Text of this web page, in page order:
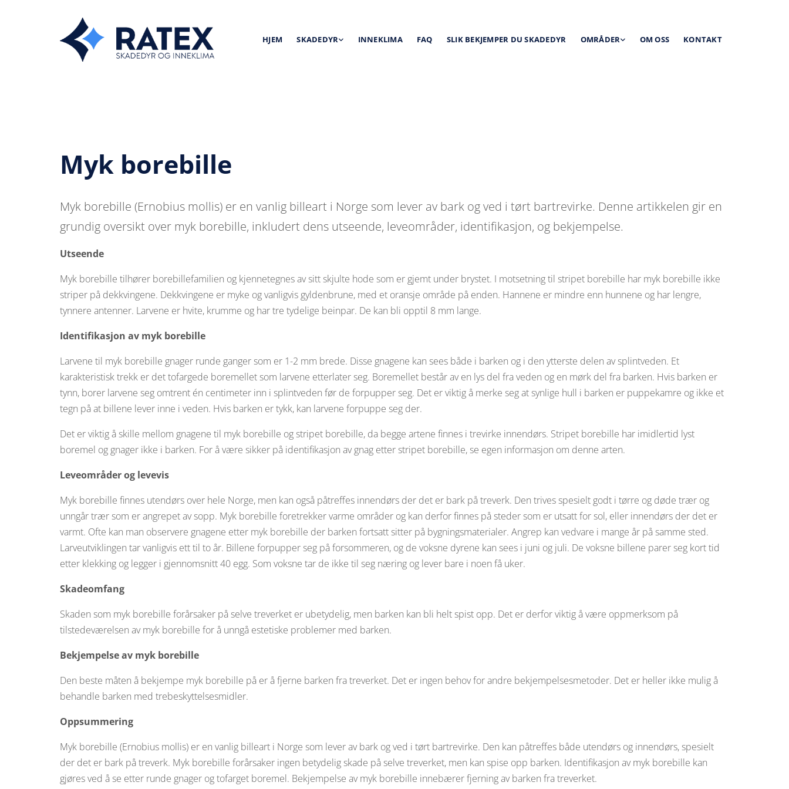
HJEM SKADEDYR INNEKLIMA FAQ SLIK BEKJEMPER DU SKADEDYR OMRÅDER OM OSS KONTAKT
Myk borebille
Myk borebille (Ernobius mollis) er en vanlig billeart i Norge som lever av bark og ved i tørt bartrevirke. Denne artikkelen gir en
grundig oversikt over myk borebille, inkludert dens utseende, leveområder, identifikasjon, og bekjempelse.
Utseende
Myk borebille tilhører borebillefamilien og kjennetegnes av sitt skjulte hode som er gjemt under brystet. I motsetning til stripet borebille har myk borebille ikke
striper på dekkvingene. Dekkvingene er myke og vanligvis gyldenbrune, med et oransje område på enden. Hannene er mindre enn hunnene og har lengre,
tynnere antenner. Larvene er hvite, krumme og har tre tydelige beinpar. De kan bli opptil 8 mm lange.
Identifikasjon av myk borebille
Larvene til myk borebille gnager runde ganger som er 1-2 mm brede. Disse gnagene kan sees både i barken og i den ytterste delen av splintveden. Et
karakteristisk trekk er det tofargede boremellet som larvene etterlater seg. Boremellet består av en lys del fra veden og en mørk del fra barken. Hvis barken er
tynn, borer larvene seg omtrent én centimeter inn i splintveden før de forpupper seg. Det er viktig å merke seg at synlige hull i barken er puppekamre og ikke et
tegn på at billene lever inne i veden. Hvis barken er tykk, kan larvene forpuppe seg der.
Det er viktig å skille mellom gnagene til myk borebille og stripet borebille, da begge artene finnes i trevirke innendørs. Stripet borebille har imidlertid lyst
boremel og gnager ikke i barken. For å være sikker på identifikasjon av gnag etter stripet borebille, se egen informasjon om denne arten.
Leveområder og levevis
Myk borebille finnes utendørs over hele Norge, men kan også påtreffes innendørs der det er bark på treverk. Den trives spesielt godt i tørre og døde trær og
unngår trær som er angrepet av sopp. Myk borebille foretrekker varme områder og kan derfor finnes på steder som er utsatt for sol, eller innendørs der det er
varmt. Ofte kan man observere gnagene etter myk borebille der barken fortsatt sitter på bygningsmaterialer. Angrep kan vedvare i mange år på samme sted.
Larveutviklingen tar vanligvis ett til to år. Billene forpupper seg på forsommeren, og de voksne dyrene kan sees i juni og juli. De voksne billene parer seg kort tid
etter klekking og legger i gjennomsnitt 40 egg. Som voksne tar de ikke til seg næring og lever bare i noen få uker.
Skadeomfang
Skaden som myk borebille forårsaker på selve treverket er ubetydelig, men barken kan bli helt spist opp. Det er derfor viktig å være oppmerksom på
tilstedeværelsen av myk borebille for å unngå estetiske problemer med barken.
Bekjempelse av myk borebille
Den beste måten å bekjempe myk borebille på er å fjerne barken fra treverket. Det er ingen behov for andre bekjempelsesmetoder. Det er heller ikke mulig å
behandle barken med trebeskyttelsesmidler.
Oppsummering
Myk borebille (Ernobius mollis) er en vanlig billeart i Norge som lever av bark og ved i tørt bartrevirke. Den kan påtreffes både utendørs og innendørs, spesielt
der det er bark på treverk. Myk borebille forårsaker ingen betydelig skade på selve treverket, men kan spise opp barken. Identifikasjon av myk borebille kan
gjøres ved å se etter runde gnager og tofarget boremel. Bekjempelse av myk borebille innebærer fjerning av barken fra treverket.